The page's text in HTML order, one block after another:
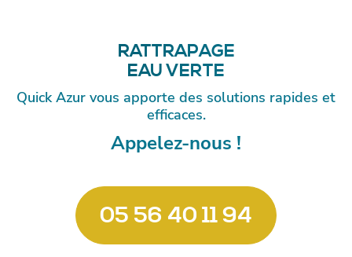
RATTRAPAGE
EAU VERTE
Quick Azur vous apporte des solutions rapides et
efficaces.
Appelez-nous !
05 56 40 11 94